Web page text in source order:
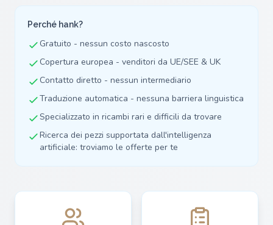
Perché hank?
Gratuito - nessun costo nascosto
Copertura europea - venditori da UE/SEE & UK
Contatto diretto - nessun intermediario
Traduzione automatica - nessuna barriera linguistica
Specializzato in ricambi rari e difficili da trovare
Ricerca dei pezzi supportata dall'intelligenza
artificiale: troviamo le offerte per te